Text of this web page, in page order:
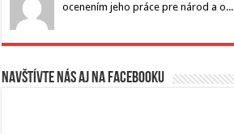
ocenením jeho práce pre národ a o...
Navštívte nás aj na Facebooku